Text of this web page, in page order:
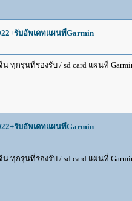
รับอัพเดทแผนทีGarmin
ทุกรุ่นที่รองรับ / sd card แผนที่
รับอัพเดทแผนทีGarmin
ทุกรุ่นที่รองรับ / sd card แผนที่